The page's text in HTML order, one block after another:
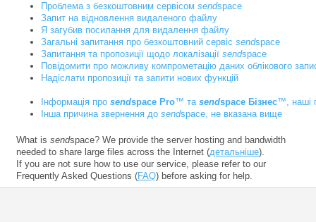
Проблема з безкоштовним сервісом sendspace
Запит на відновлення видаленого файлу
Я загубив посилання для видалення файлу
Загальні запитання про безкоштовний сервіс sendspace
Запитання та пропозиції щодо локалізації sendspace
Повідомити про можливу компрометацію даних облікового
Надіслати пропозиції та запити нових функцій
Інформація про sendspace Pro™ та sendspace Бізнес™, наші
Інша причина звернення до sendspace, не вказана вище
What is sendspace? We provide the server hosting and bandwidth
needed to share large files across the Internet (детальніше).
If you are not sure how to use our service, please refer to our
Frequently Asked Questions (FAQ) before asking for help.